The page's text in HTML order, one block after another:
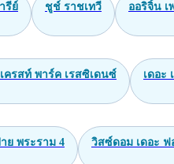
รีย์ ชูช์ ราชเทวี ออริจิ้น
ครสท์ พาร์ค เรสซิเดนซ์ เดอะ
ย พระราม 4 วิสซ์ดอม เดอะ ฟ